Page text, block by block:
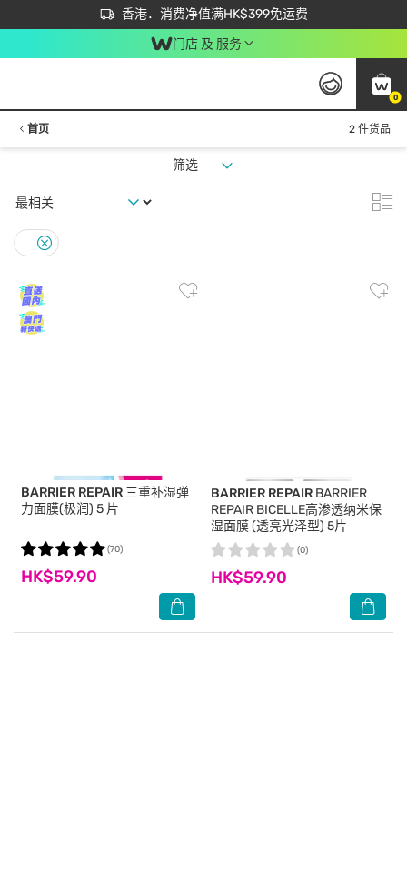
香港．消费净值满HK$399免运费
立即成为易赏钱会员尽享独家优惠
首次APP下单买满$450 输入 NEWAPP 即减$50
门店 及 服务
0
首页 2 件货品
筛选
BARRIER REPAIR 三重补湿弹
力面膜(极润) 5 片
HK$59.90
(70)
BARRIER REPAIR BARRIER
REPAIR BICELLE高渗透纳米保
湿面膜 (透亮光泽型) 5片
HK$59.90
(0)